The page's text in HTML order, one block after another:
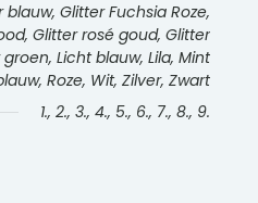
Glitter Fuchsia Roze,
Glitter rosé goud, Glitter
Licht blauw, Lila, Mint
Roze, Wit, Zilver, Zwart
1., 2., 3., 4., 5., 6., 7., 8., 9.